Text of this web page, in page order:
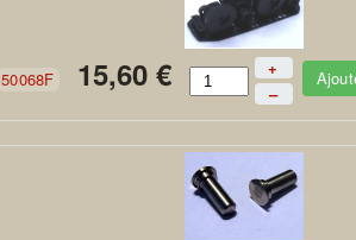
50068F 15,60 €
+
–